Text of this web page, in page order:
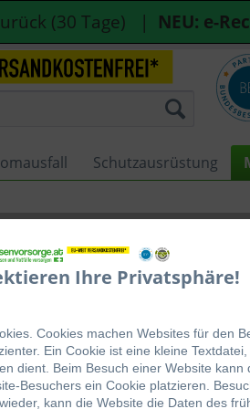
(30 Tage) | NEU: e-
Schutzausrüstung
Ihre Privatsphäre!
Cookies machen Websites für den
Ein Cookie ist eine kleine
dient. Beim Besuch einer Website kann
Besuchers ein Cookie platzieren.
kann die Website die Daten des
€
inkl.